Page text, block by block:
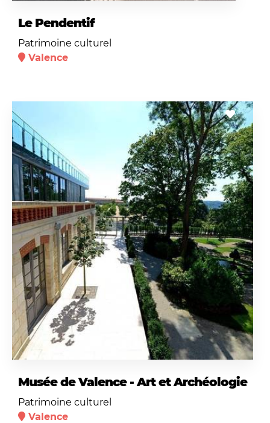
Le Pendentif
Patrimoine culturel
Valence
Musée de Valence - Art et Archéologie
Patrimoine culturel
Valence